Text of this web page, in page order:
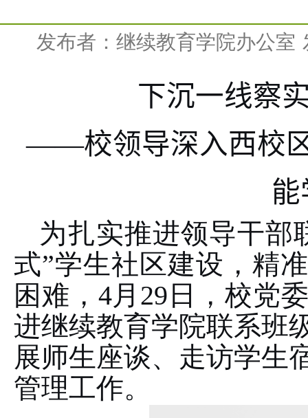
发布者：继续教育学院办公室
下沉一线察
——校领导深入西校
能
为扎实推进领导干部
式”学生社区建设，精
困难， 4月 29 日，校党
进继续教育学院联系班
展师生座谈、走访学生
管理工作。